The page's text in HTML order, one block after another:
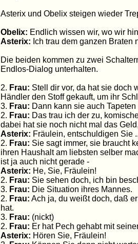
Asterix und Obelix steigen wieder
Obelix: Endlich wissen wir, wo wir
Asterix: Ich trau dem ganzen Braten
Die beiden kommen zu zwei
Endlos-Dialog unterhalten.
2. Frau: Stell dir vor, da hat sie doch
Händler den Stoff gekauft, um ihr
3. Frau: Dann kann sie auch
2. Frau: Das trau ich der zu,
dabei hat sie noch nicht mal das
Asterix: Fräulein, entschuldigen Sie
2. Frau: Sie sagt immer, sie braucht
ihren Haushalt am liebsten selber
ist ja auch nicht gerade -
Asterix: He, Sie, Fräulein!
2. Frau: Sie sehen doch, ich bin
3. Frau: Die Situation ihres Mannes.
2. Frau: Ach ja, du weißt doch, daß
hat.
3. Frau: (nickt)
2. Frau: Er hat Pech gehabt mit
Asterix: Hören Sie, Fräulein!